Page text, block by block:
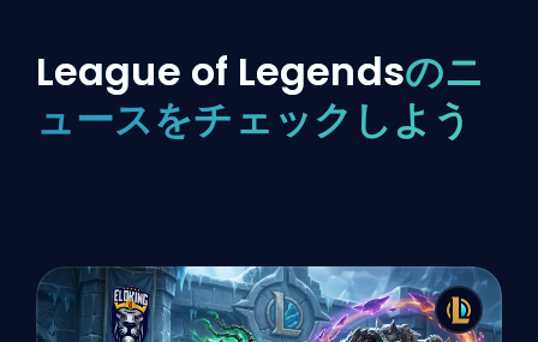
League of Legendsのニ
ュースをチェックしよう